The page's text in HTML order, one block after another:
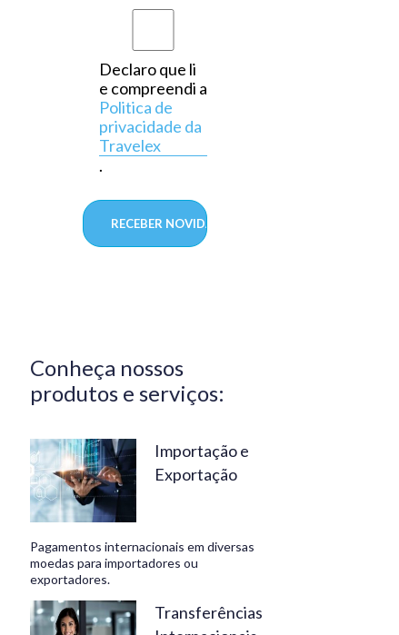
Declaro que li
e compreendi a
Politica de
privacidade da
Travelex
.
primeiro
banco do
país a
operar
exclusivamente
em
aprovado
pelo
confiabilidade
e
são nossos
diferenciais.
Bank,
negócios
Conheça nossos
produtos e serviços:
Importação e
Exportação
Pagamentos internacionais em diversas
moedas para importadores ou
exportadores.
Transferências